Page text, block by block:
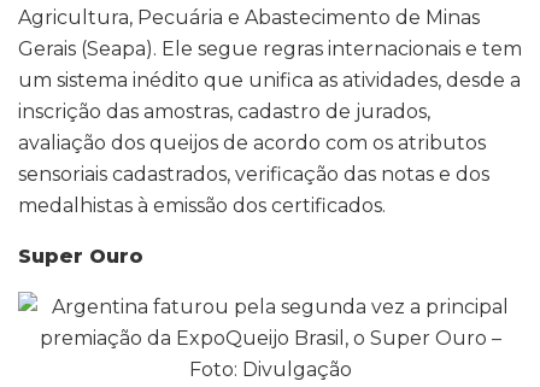
Agricultura, Pecuária e Abastecimento de Minas
Gerais (Seapa). Ele segue regras internacionais e tem
um sistema inédito que unifica as atividades, desde a
inscrição das amostras, cadastro de jurados,
avaliação dos queijos de acordo com os atributos
sensoriais cadastrados, verificação das notas e dos
medalhistas à emissão dos certificados.
Super Ouro